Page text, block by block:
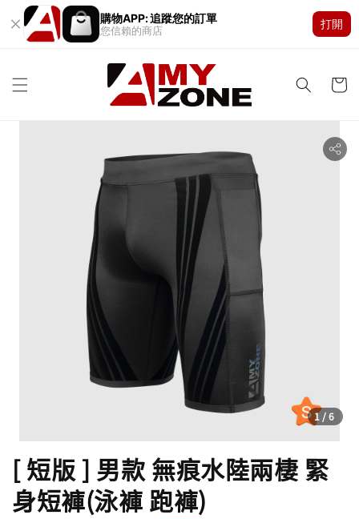
購物APP: 追蹤您的訂單
您信賴的商店
打開
1/6
[ 短版 ] 男款 無痕水陸兩棲 緊
身短褲(泳褲 跑褲)